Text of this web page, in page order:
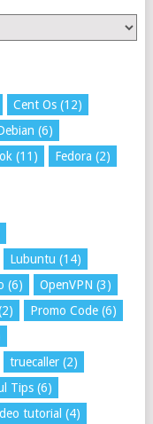
Cent Os(12)
(6)
(11) Fedora (2)
Lubuntu (14)
(6) OpenVPN (3)
Promo Code(6)
truecaller(2)
Tips(6)
tutorial (4)